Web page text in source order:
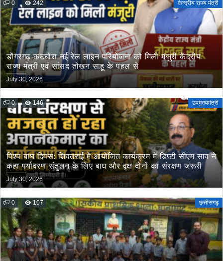
0 242 केन्द्रीय राज्य मंत्री
डोंगरगढ़-कटघोरा नई रेल लाइन परियोजना को मिली मंजुरी केंद्रीय
राज्य मंत्री एवं सांसद तोखन साहू के पहल से
July 30, 2026
0 146 उपमुख्यमंत्री
विश्व बाघ दिवस: शिवतराई में आयोजित कार्यक्रम में डिप्टी सीएम साव ने
कहा पर्यावरण संतुलन के लिए बाघ और वृक्ष दोनों का संरक्षण जरूरी
July 30, 2026
0 107 छत्तीसगढ़